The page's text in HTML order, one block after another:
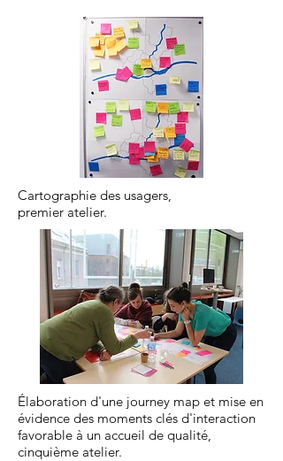
Cartographie des usagers,
premier atelier.
Élaboration d'une journey map et mise en
évidence des moments clés d'interaction
favorable à un accueil de qualité,
cinquième atelier.